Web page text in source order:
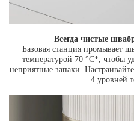
Всегда чистые
Базовая станция промывает
температурой 70 °C*, чтобы
неприятные запахи.
4 уровней